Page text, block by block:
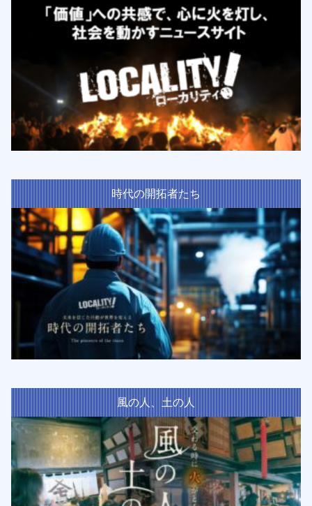
時代の開拓者たち
風の人、土の人